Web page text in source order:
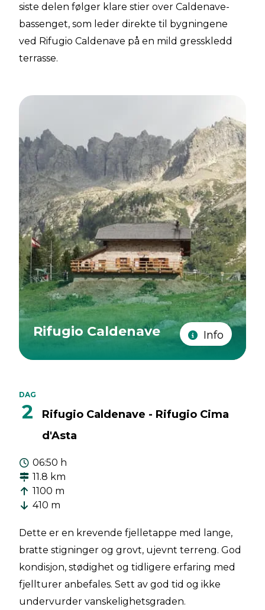
siste delen følger klare stier over Caldenave-
bassenget, som leder direkte til bygningene
ved Rifugio Caldenave på en mild gresskledd
terrasse.
Rifugio Caldenave Info
DAG
2
Rifugio Caldenave - Rifugio Cima
d'Asta
06:50 h
11.8 km
1100 m
410 m
Dette er en krevende fjelletappe med lange,
bratte stigninger og grovt, ujevnt terreng. God
kondisjon, stødighet og tidligere erfaring med
fjellturer anbefales. Sett av god tid og ikke
undervurder vanskelighetsgraden.